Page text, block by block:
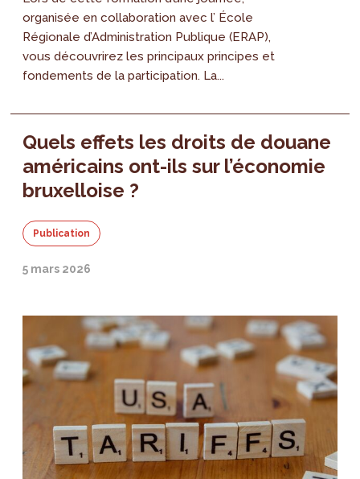
organisée en collaboration avec l’ École
Régionale d’Administration Publique (ERAP),
vous découvrirez les principaux principes et
fondements de la participation. La...
Quels effets les droits de douane
américains ont-ils sur l’économie
bruxelloise ?
Publication
5 mars 2026